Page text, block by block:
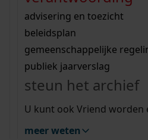
bouwvergunningen
omgevingsvergunningen
vergunningen
beeld en geluid
uitleg nodig?
Wij helpen u op weg met
bekijk alle zoektips
Wij helpen u op weg met
bekijk alle zoektips
bekijk ons
advisering en toezicht
beleidsplan
gemeenschappelijke
publiek jaarverslag
steun het archief
U kunt ook Vriend worden
meer weten
zoektips
Mijn Studiezaal (inloggen)